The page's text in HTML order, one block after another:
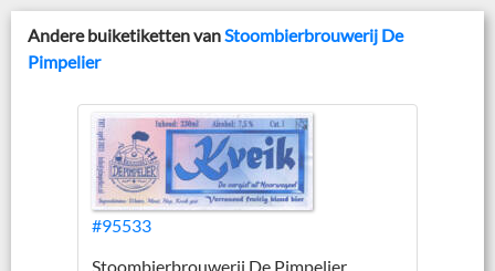
Andere buiketiketten vanStoombierbrouwerij De
Pimpelier
#95533
Stoombierbrouwerij De Pimpelier